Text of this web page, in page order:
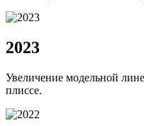
2023
Увеличение модельной
плиссе.